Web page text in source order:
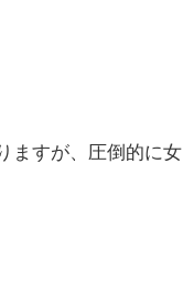
ますが、圧倒的に女